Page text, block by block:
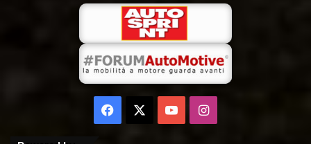
Facebook
You Instagram